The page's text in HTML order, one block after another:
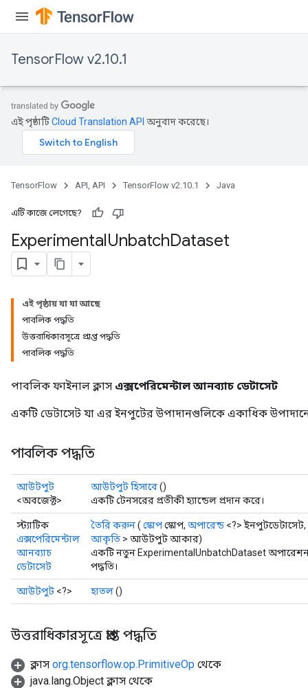
TensorFlow v2.10.1
এই পৃষ্ঠাটিCloud Translation API অনুবাদ করেছে।
TensorFlow API, API TensorFlow v2.10.1 Java
এটি কাজে লেগেছে?
ExperimentalUnbatchDataset
এই পৃষ্ঠায় যা যা আছে
পাবলিক পদ্ধতি
উত্তরাধিকারসূত্রে প্রাপ্ত পদ্ধতি
পাবলিক পদ্ধতি
পাবলিক ফাইনাল ক্লাস এক্সপেরিমেন্টাল আনব্যাচ ডেটাসেট
একটি ডেটাসেট যা এর ইনপুটের উপাদানগুলিকে একাধিক
পাবলিক পদ্ধতি
আউটপুট
<অবজেক্ট>
আউটপুট হিসাবে()
একটি টেনসরের প্রতীকী হ্যান্ডেল প্রদান করে।
স্ট্যাটিক
এক্সপেরিমেন্টাল
আনব্যাচ
ডেটাসেট
তৈরি করুন( স্কোপস্কোপ, অপারেন্ড <?>
আকৃতি > আউটপুট আকার)
একটি নতুন ExperimentalUnbatchDataset অপারেশন
পদ্ধতি।
আউটপুট <?> হাতল()
উত্তরাধিকারসূত্রে প্রাপ্ত পদ্ধতি
ক্লাস org.tensorflow.op.PrimitiveOp থেকে
java.lang.Object ক্লাস থেকে